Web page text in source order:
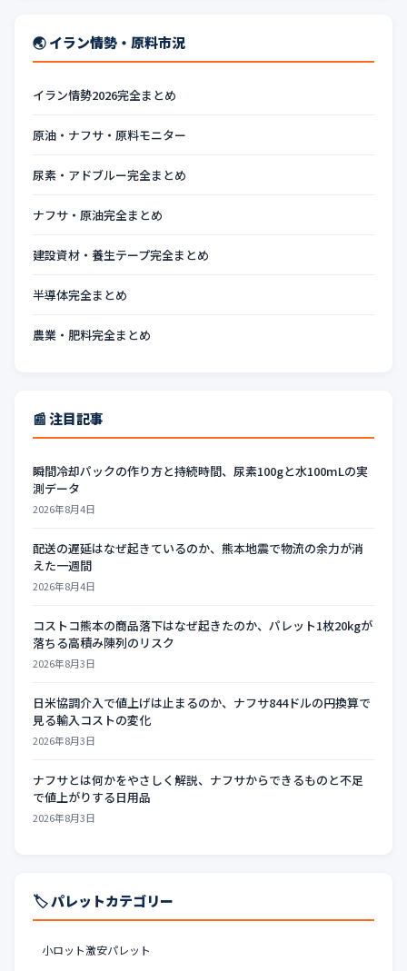
🌏 イラン情勢・原料市況
イラン情勢2026完全まとめ
原油・ナフサ・原料モニター
尿素・アドブルー完全まとめ
ナフサ・原油完全まとめ
建設資材・養生テープ完全まとめ
半導体完全まとめ
農業・肥料完全まとめ
📰 注目記事
瞬間冷却パックの作り方と持続時間、尿素100gと水100mLの実
測データ
2026年8月4日
配送の遅延はなぜ起きているのか、熊本地震で物流の余力が消
えた一週間
2026年8月4日
コストコ熊本の商品落下はなぜ起きたのか、パレット1枚20kgが
落ちる高積み陳列のリスク
2026年8月3日
日米協調介入で値上げは止まるのか、ナフサ844ドルの円換算で
見る輸入コストの変化
2026年8月3日
ナフサとは何かをやさしく解説、ナフサからできるものと不足
で値上がりする日用品
2026年8月3日
🏷️ パレットカテゴリー
小ロット激安パレット